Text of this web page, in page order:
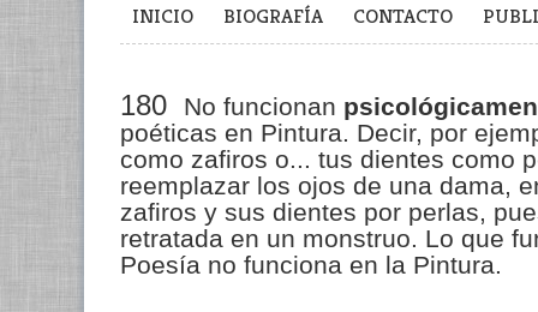
INICIO BIOGRAFÍA CONTACTO
180 No funcionan
poéticas en Pintura. Decir, por
como zafiros o... tus dientes como
reemplazar los ojos de una dama,
zafiros y sus dientes por perlas,
retratada en un monstruo. Lo que
Poesía no funciona en la Pintura.